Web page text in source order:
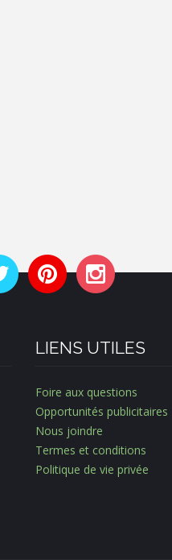
LIENS UTILES
Foire aux questions
Opportunités publicitaires
Nous joindre
Termes et conditions
Politique de vie privée